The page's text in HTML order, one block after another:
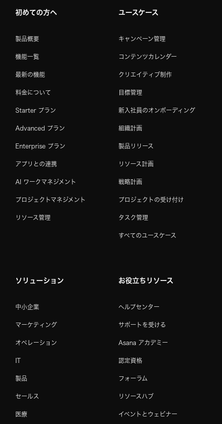
初めての方へ
製品概要
機能一覧
最新の機能
料金について
Starter プラン
Advanced プラン
Enterprise プラン
アプリとの連携
AI ワークマネジメント
プロジェクトマネジメント
リソース管理
ユースケース
キャンペーン管理
コンテンツカレンダー
クリエイティブ制作
目標管理
新入社員のオンボーディング
組織計画
製品リリース
リソース計画
戦略計画
プロジェクトの受け付け
タスク管理
すべてのユースケース
ソリューション
中小企業
マーケティング
オペレーション
製品
セールス
医療
お役立ちリソース
ヘルプセンター
サポートを受ける
Asana アカデミー
認定資格
フォーラム
リソースハブ
イベントとウェビナー